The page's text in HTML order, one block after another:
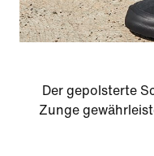
Der gepolsterte
Zunge